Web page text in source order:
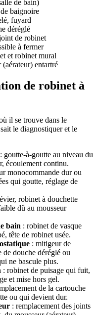
de bain)
baignoire
fuyard
déréglé
de robinet
à fermer
et robinet mural
(aérateur) entartré
de robinet à
il se trouve dans le
le diagnostiquer et le
: goutte-à-goutte au niveau du
écoulement continu.
monocommande dur ou
qui goutte, réglage de
robinet à douchette
dû au mousseur
bain : robinet de vasque
tête de robinet usée.
: mitigeur de
douche déréglé ou
ne bascule plus.
: robinet de puisage qui fuit,
et mise hors gel.
de la cartouche
ou qui devient dur.
: remplacement des joints